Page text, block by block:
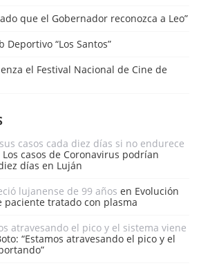
que el Gobernador reconozca a Leo”
Deportivo “Los Santos”
el Festival Nacional de Cine de
casos cada diez días si no endurece
Los casos de Coronavirus podrían
días en Luján
lujanense de 99 años en Evolución
paciente tratado con plasma
atravesando el pico y el sistema viene
“Estamos atravesando el pico y el